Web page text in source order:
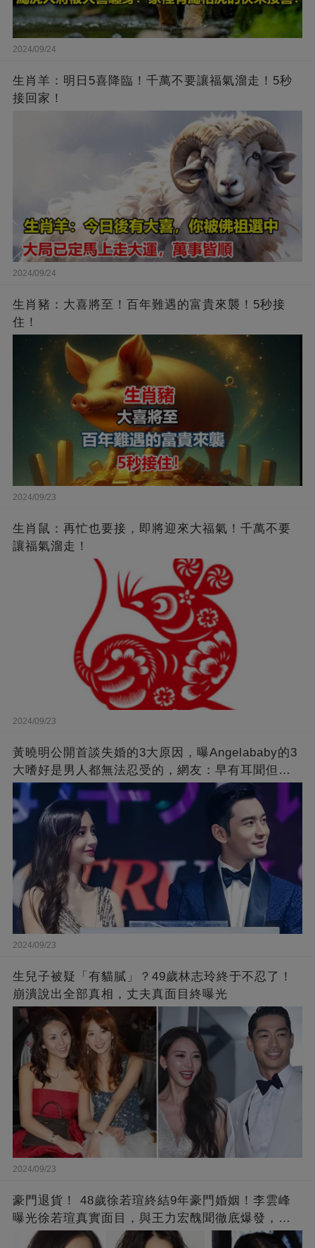
2024/09/24
生肖羊：明日5喜降臨！千萬不要讓福氣溜走！5秒
接回家！
2024/09/24
生肖豬：大喜將至！百年難遇的富貴來襲！5秒接
住！
2024/09/23
生肖鼠：再忙也要接，即將迎來大福氣！千萬不要
讓福氣溜走！
2024/09/23
黃曉明公開首談失婚的3大原因，曝Angelababy的3
大嗜好是男人都無法忍受的，網友：早有耳聞但想
不到那麼嚴重！
2024/09/23
生兒子被疑「有貓膩」？49歲林志玲終于不忍了！
崩潰說出全部真相，丈夫真面目終曝光
2024/09/23
豪門退貨！ 48歲徐若瑄終結9年豪門婚姻！李雲峰
曝光徐若瑄真實面目，與王力宏醜聞徹底爆發，原
來李靚蕾說的都是真的 ！